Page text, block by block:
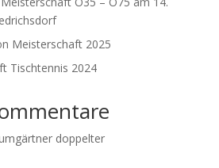
Meisterschaft 2025
Tischtennis 2024
doppelter